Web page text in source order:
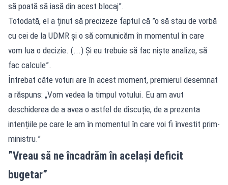
să poată să iasă din acest blocaj”.
Totodată, el a ținut să precizeze faptul că ”o să stau de vorbă
cu cei de la UDMR și o să comunicăm în momentul în care
vom lua o decizie. (...) Și eu trebuie să fac niște analize, să
fac calcule”.
Întrebat câte voturi are în acest moment, premierul desemnat
a răspuns: „Vom vedea la timpul votului. Eu am avut
deschiderea de a avea o astfel de discuție, de a prezenta
intențiile pe care le am în momentul în care voi fi învestit prim-
ministru.”
”Vreau să ne încadrăm în același deficit
bugetar”